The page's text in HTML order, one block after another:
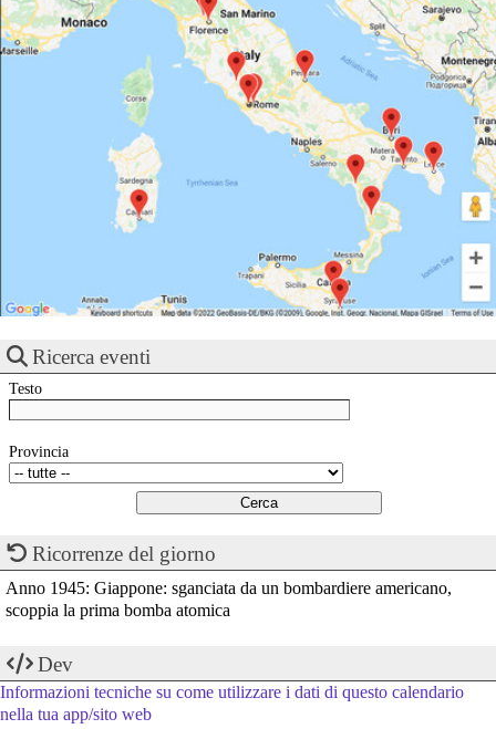
Ricerca eventi
Testo
Provincia
Ricorrenze del giorno
Anno 1945: Giappone: sganciata da un bombardiere americano,
scoppia la prima bomba atomica
Dev
Informazioni tecniche su come utilizzare i dati di questo calendario
nella tua app/sito web